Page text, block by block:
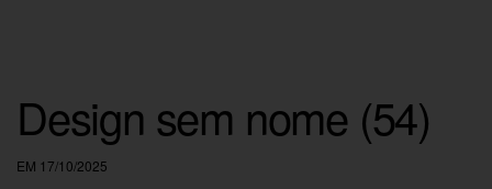
Design sem nome (54)
EM 17/10/2025